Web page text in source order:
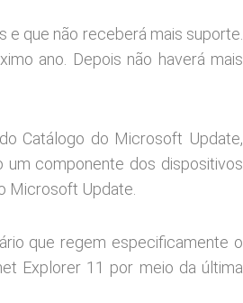
que não receberá mais suporte.
ano. Depois não haverá mais
Catálogo do Microsoft Update,
componente dos dispositivos
Microsoft Update.
que regem especificamente o
Explorer 11 por meio da última